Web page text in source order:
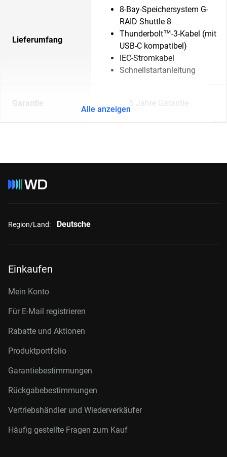
Lieferumfang
8-Bay-Speichersystem G-
RAID Shuttle 8
Thunderbolt™-3-Kabel (mit
USB-C kompatibel)
IEC-Stromkabel
Schnellstartanleitung
Garantie 5 Jahre Garantie
Alle anzeigen
Region/Land: Deutsche
Einkaufen
Mein Konto
Für E-Mail registrieren
Rabatte und Aktionen
Produktportfolio
Garantiebestimmungen
Rückgabebestimmungen
Vertriebshändler und Wiederverkäufer
Häufig gestellte Fragen zum Kauf